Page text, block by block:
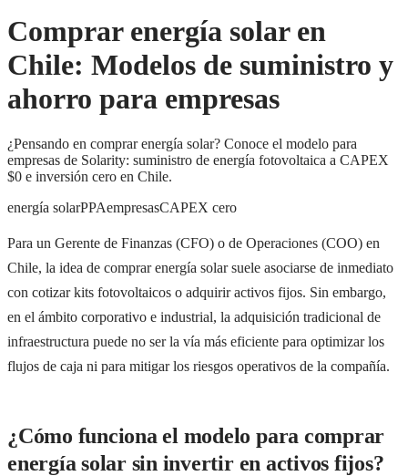
Comprar energía solar en
Chile: Modelos de suministro y
ahorro para empresas
¿Pensando en comprar energía solar? Conoce el modelo para
empresas de Solarity: suministro de energía fotovoltaica a CAPEX
$0 e inversión cero en Chile.
energía solarPPAempresasCAPEX cero
Para un Gerente de Finanzas (CFO) o de Operaciones (COO) en
Chile, la idea de comprar energía solar suele asociarse de inmediato
con cotizar kits fotovoltaicos o adquirir activos fijos. Sin embargo,
en el ámbito corporativo e industrial, la adquisición tradicional de
infraestructura puede no ser la vía más eficiente para optimizar los
flujos de caja ni para mitigar los riesgos operativos de la compañía.
¿Cómo funciona el modelo para comprar
energía solar sin invertir en activos fijos?